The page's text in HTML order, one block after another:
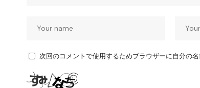
次回のコメントで使用するためブラウザーに自分の